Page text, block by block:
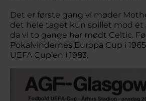
Det er første gang vi møder
det hele taget kun spillet mod ét
da vi to gange har mødt Celtic.
Pokalvindernes Europa Cup i
UEFA Cup’en i 1983.